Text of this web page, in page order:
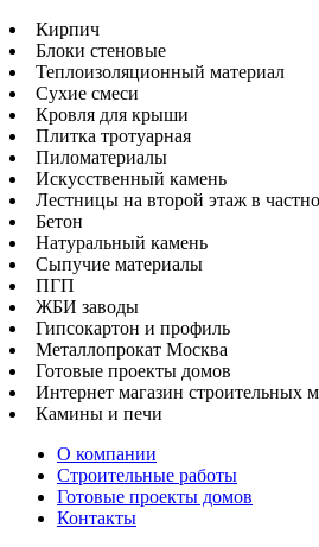
Кирпич
Блоки стеновые
Теплоизоляционный материал
Сухие смеси
Кровля для крыши
Плитка тротуарная
Пиломатериалы
Искусственный камень
Лестницы на второй этаж в
Бетон
Натуральный камень
Сыпучие материалы
ПГП
ЖБИ заводы
Гипсокартон и профиль
Металлопрокат Москва
Готовые проекты домов
Интернет магазин строительных
Камины и печи
О компании
Строительные работы
Готовые проекты домов
Контакты